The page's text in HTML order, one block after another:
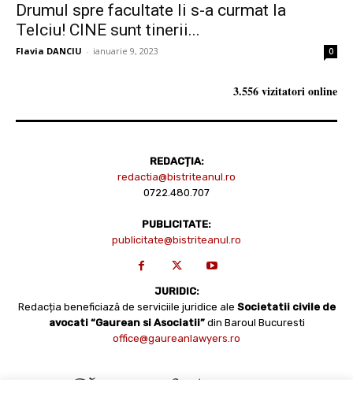
Drumul spre facultate li s-a curmat la
Telciu! CINE sunt tinerii...
Flavia DANCIU - ianuarie 9, 2023 0
3.556 vizitatori online
REDACȚIA:
redactia@bistriteanul.ro
0722.480.707
PUBLICITATE:
publicitate@bistriteanul.ro
JURIDIC:
Redacția beneficiază de serviciile juridice ale Societatii civile de
avocati “Gaurean si Asociatii” din Baroul Bucuresti
office@gaureanlawyers.ro